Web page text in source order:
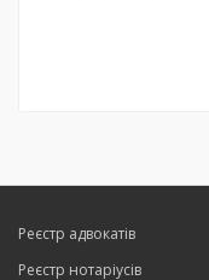
Реєстр адвокатів
Реєстр нотаріусів